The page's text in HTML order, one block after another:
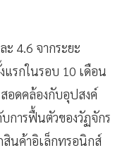
4.6 จากระยะ
แรกในรอบ 10 เดือน
อดคล้องกับอุปสงค์
การฟื้นตัวของวัฏจักร
สินค้าอิเล็กทรอนิกส์